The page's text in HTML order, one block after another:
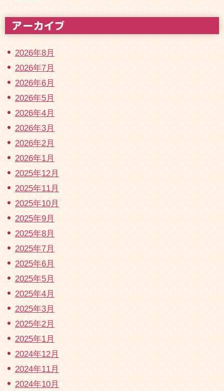
2026年8月
2026年7月
2026年6月
2026年5月
2026年4月
2026年3月
2026年2月
2026年1月
2025年12月
2025年11月
2025年10月
2025年9月
2025年8月
2025年7月
2025年6月
2025年5月
2025年4月
2025年3月
2025年2月
2025年1月
2024年12月
2024年11月
2024年10月